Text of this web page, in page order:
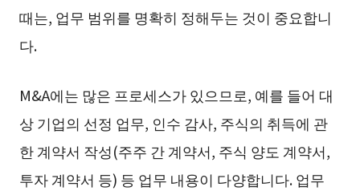
때는, 업무 범위를 명확히 정해두는 것이 중요합니
다.
M&A에는 많은 프로세스가 있으므로, 예를 들어 대
상 기업의 선정 업무, 인수 감사, 주식의 취득에 관
한 계약서 작성(주주 간 계약서, 주식 양도 계약서,
투자 계약서 등) 등 업무 내용이 다양합니다. 업무